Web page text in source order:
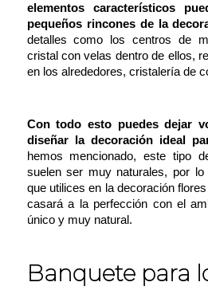
elementos característicos
pequeños rincones de la
detalles como los centros de
cristal con velas dentro de ellos,
en los alrededores, cristalería de
Con todo esto puedes dejar
diseñar la decoración ideal
hemos mencionado, este tipo
suelen ser muy naturales, por lo
que utilices en la decoración
casará a la perfección con el
único y muy natural.
Banquete para